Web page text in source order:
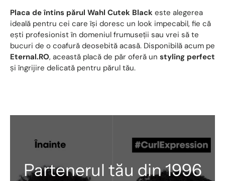
Placa de întins părul Wahl Cutek Black este alegerea
ideală pentru cei care își doresc un look impecabil, fie că
ești profesionist în domeniul frumuseții sau vrei să te
bucuri de o coafură deosebită acasă. Disponibilă acum pe
Eternal.RO, această placă de păr oferă un styling perfect
și îngrijire delicată pentru părul tău.
Partenerul tău din 1996